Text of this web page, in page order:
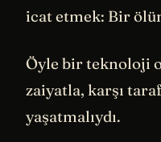
icat etmek: Bir
Öyle bir teknoloji
zaiyatla, karşı
yaşatmalıydı.